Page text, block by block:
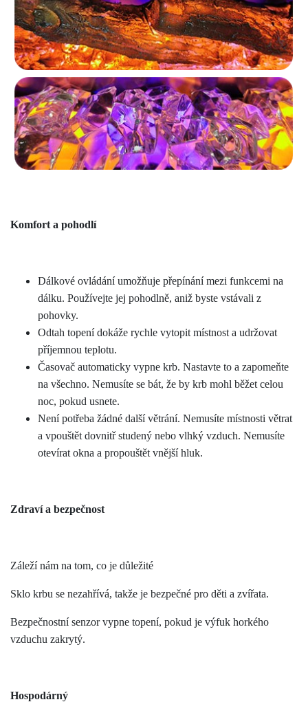
Komfort a pohodlí
Dálkové ovládání umožňuje přepínání mezi funkcemi na
dálku. Používejte jej pohodlně, aniž byste vstávali z
pohovky.
Odtah topení dokáže rychle vytopit místnost a udržovat
příjemnou teplotu.
Časovač automaticky vypne krb. Nastavte to a zapomeňte
na všechno. Nemusíte se bát, že by krb mohl běžet celou
noc, pokud usnete.
Není potřeba žádné další větrání. Nemusíte místnosti větrat
a vpouštět dovnitř studený nebo vlhký vzduch. Nemusíte
otevírat okna a propouštět vnější hluk.
Zdraví a bezpečnost
Záleží nám na tom, co je důležité
Sklo krbu se nezahřívá, takže je bezpečné pro děti a zvířata.
Bezpečnostní senzor vypne topení, pokud je výfuk horkého
vzduchu zakrytý.
Hospodárný